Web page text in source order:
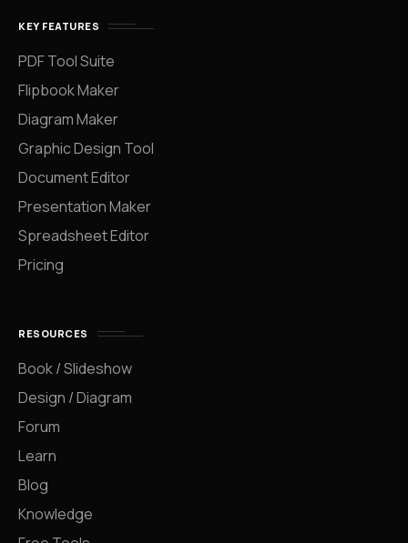
KEY FEATURES
PDF Tool Suite
Flipbook Maker
Diagram Maker
Graphic Design Tool
Document Editor
Presentation Maker
Spreadsheet Editor
Pricing
RESOURCES
Book / Slideshow
Design / Diagram
Forum
Learn
Blog
Knowledge